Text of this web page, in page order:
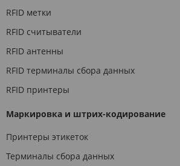
RFID метки
RFID считыватели
RFID антенны
RFID терминалы сбора данных
RFID принтеры
Маркировка и штрих-кодирование
Принтеры этикеток
Терминалы сбора данных